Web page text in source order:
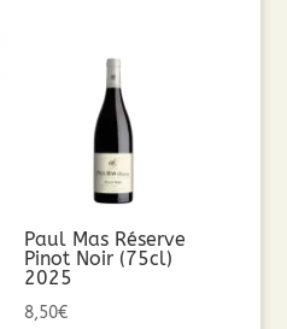
Paul Mas Réserve
Pinot Noir (75cl)
2025
8,50€